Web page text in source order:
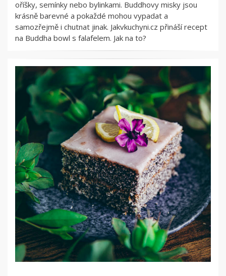
oříšky, semínky nebo bylinkami. Buddhovy misky jsou
krásně barevné a pokaždé mohou vypadat a
samozřejmě i chutnat jinak. Jakvkuchyni.cz přináší recept
na Buddha bowl s falafelem. Jak na to?